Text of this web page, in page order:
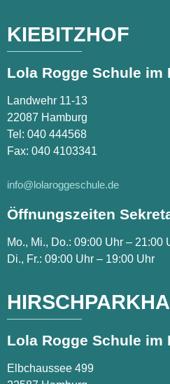
KIEBITZHOF
Lola Rogge Schule im
Landwehr 11-13
22087 Hamburg
Tel: 040 444568
Fax: 040 4103341
info@lolaroggeschule.de
Öffnungszeiten
Mo., Mi., Do.: 09:00 Uhr – 21:00
Di., Fr.: 09:00 Uhr – 19:00 Uhr
Lola Rogge Schule im
Elbchaussee 499